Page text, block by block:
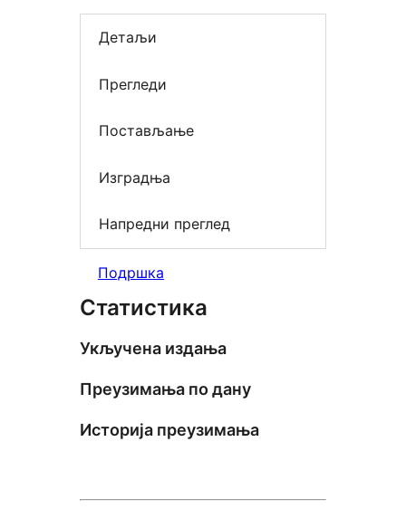
Детаљи
Прегледи
Постављање
Изградња
Напредни преглед
Подршка
Статистика
Укључена издања
Преузимања по дану
Историја преузимања